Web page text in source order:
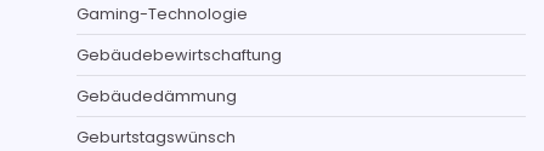
Gaming-Technologie
Gebäudebewirtschaftung
Gebäudedämmung
Geburtstagswünsch